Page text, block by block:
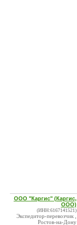
ООО "Каргис" (Каргис,
ООО)
(ИНН:6167141521)
Экспедитор-перевозчик ,
Ростов-на-Дону